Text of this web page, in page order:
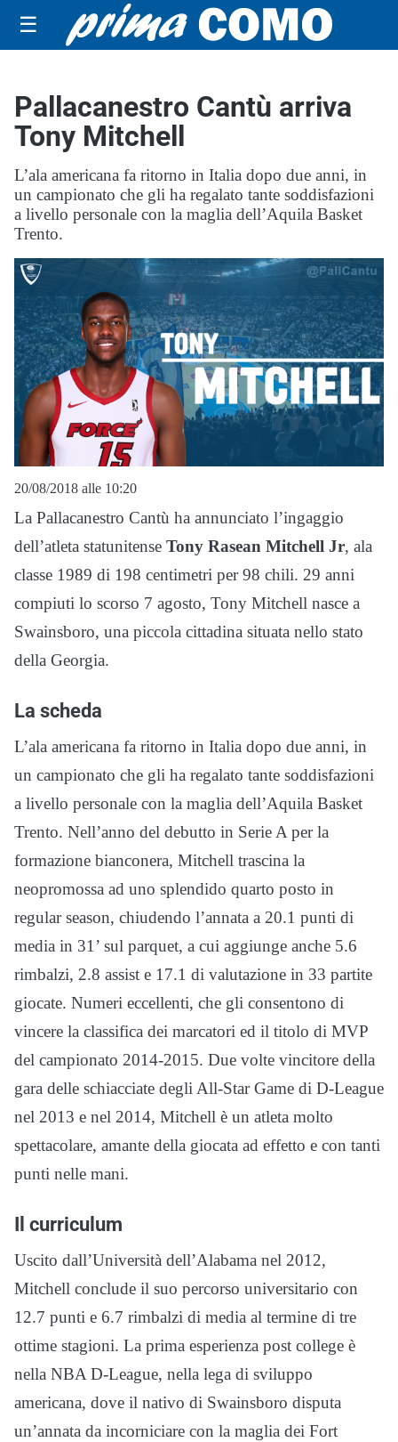
☰
Pallacanestro Cantù arriva
Tony Mitchell
L’ala americana fa ritorno in Italia dopo due anni, in
un campionato che gli ha regalato tante soddisfazioni
a livello personale con la maglia dell’Aquila Basket
Trento.
20/08/2018 alle 10:20
La Pallacanestro Cantù ha annunciato l’ingaggio
dell’atleta statunitense Tony Rasean Mitchell Jr, ala
classe 1989 di 198 centimetri per 98 chili. 29 anni
compiuti lo scorso 7 agosto, Tony Mitchell nasce a
Swainsboro, una piccola cittadina situata nello stato
della Georgia.
La scheda
L’ala americana fa ritorno in Italia dopo due anni, in
un campionato che gli ha regalato tante soddisfazioni
a livello personale con la maglia dell’Aquila Basket
Trento. Nell’anno del debutto in Serie A per la
formazione bianconera, Mitchell trascina la
neopromossa ad uno splendido quarto posto in
regular season, chiudendo l’annata a 20.1 punti di
media in 31’ sul parquet, a cui aggiunge anche 5.6
rimbalzi, 2.8 assist e 17.1 di valutazione in 33 partite
giocate. Numeri eccellenti, che gli consentono di
vincere la classifica dei marcatori ed il titolo di MVP
del campionato 2014-2015. Due volte vincitore della
gara delle schiacciate degli All-Star Game di D-League
nel 2013 e nel 2014, Mitchell è un atleta molto
spettacolare, amante della giocata ad effetto e con tanti
punti nelle mani.
Il curriculum
Uscito dall’Università dell’Alabama nel 2012,
Mitchell conclude il suo percorso universitario con
12.7 punti e 6.7 rimbalzi di media al termine di tre
ottime stagioni. La prima esperienza post college è
nella NBA D-League, nella lega di sviluppo
americana, dove il nativo di Swainsboro disputa
un’annata da incorniciare con la maglia dei Fort